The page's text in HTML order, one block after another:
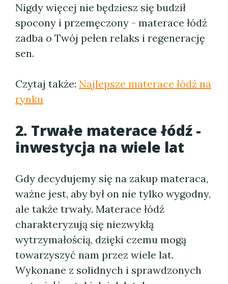
Nigdy więcej nie będziesz się budził
spocony i przemęczony - materace łódź
zadba o Twój pełen relaks i regenerację
sen.
Czytaj także: Najlepsze materace łódź na
rynku
2. Trwałe materace łódź -
inwestycja na wiele lat
Gdy decydujemy się na zakup materaca,
ważne jest, aby był on nie tylko wygodny,
ale także trwały. Materace łódź
charakteryzują się niezwykłą
wytrzymałością, dzięki czemu mogą
towarzyszyć nam przez wiele lat.
Wykonane z solidnych i sprawdzonych